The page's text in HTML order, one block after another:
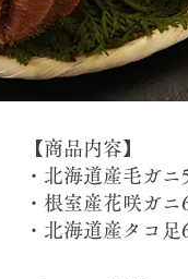
​【商品内容】
・北海道産毛ガ
・根室産花咲ガ
・北海道産タコ